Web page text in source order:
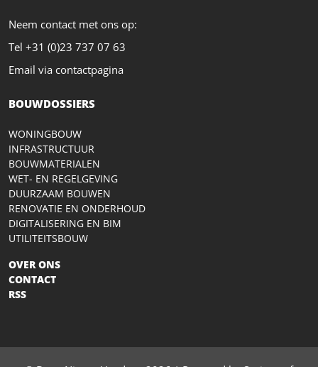
Neem contact met ons op:
Tel +31 (0)23 737 07 63
Email via contactpagina
BOUWDOSSIERS
WONINGBOUW
INFRASTRUCTUUR
BOUWMATERIALEN
WET- EN REGELGEVING
DUURZAAM BOUWEN
RENOVATIE EN ONDERHOUD
DIGITALISERING EN BIM
UTILITEITSBOUW
OVER ONS
CONTACT
RSS